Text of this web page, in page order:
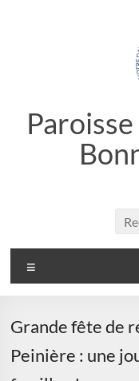
Grande fête de
Peinière : une